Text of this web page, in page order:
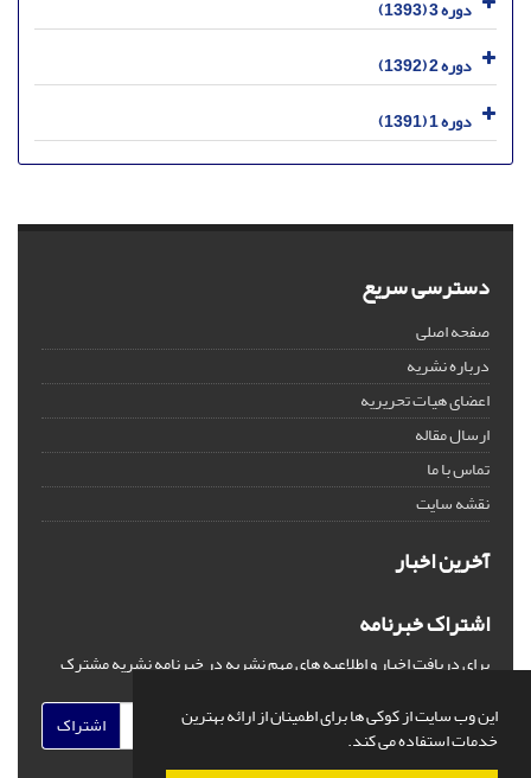
این وب سایت از کوکی ها برای اطمینان از ارائه بهترین
خدمات استفاده می کند.
دوره 3 (1393)
دوره 2 (1392)
دوره 1 (1391)
دسترسی سریع
صفحه اصلی
درباره نشریه
اعضای هیات تحریریه
ارسال مقاله
تماس با ما
نقشه سایت
آخرین اخبار
اشتراک خبرنامه
برای دریافت اخبار و اطلاعیه های مهم نشریه در خبرنامه نشریه مشترک
اشتراک